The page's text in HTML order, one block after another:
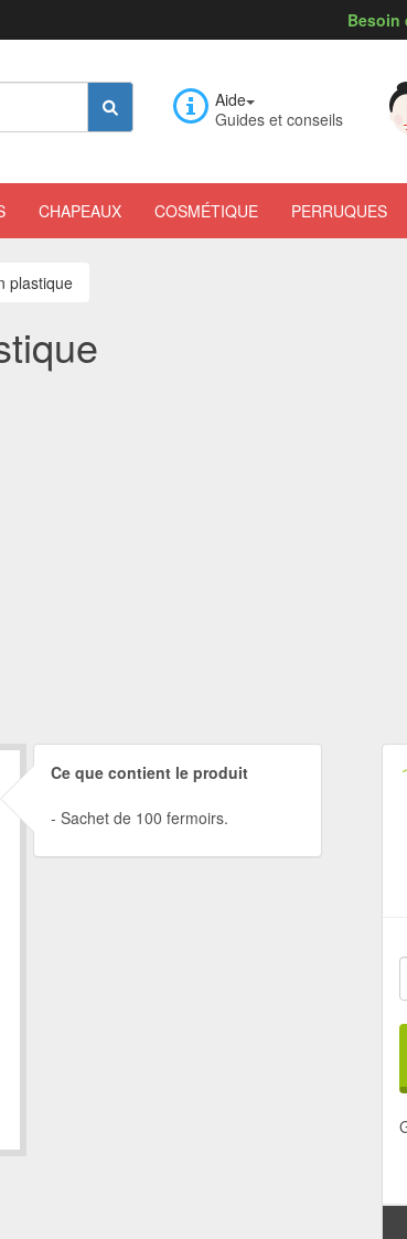
Besoin
Aide
Guides et conseils
CHAPEAUX COSMÉTIQUE PERRUQUES
plastique
Ce que contient le produit
Sachet de 100 fermoirs.